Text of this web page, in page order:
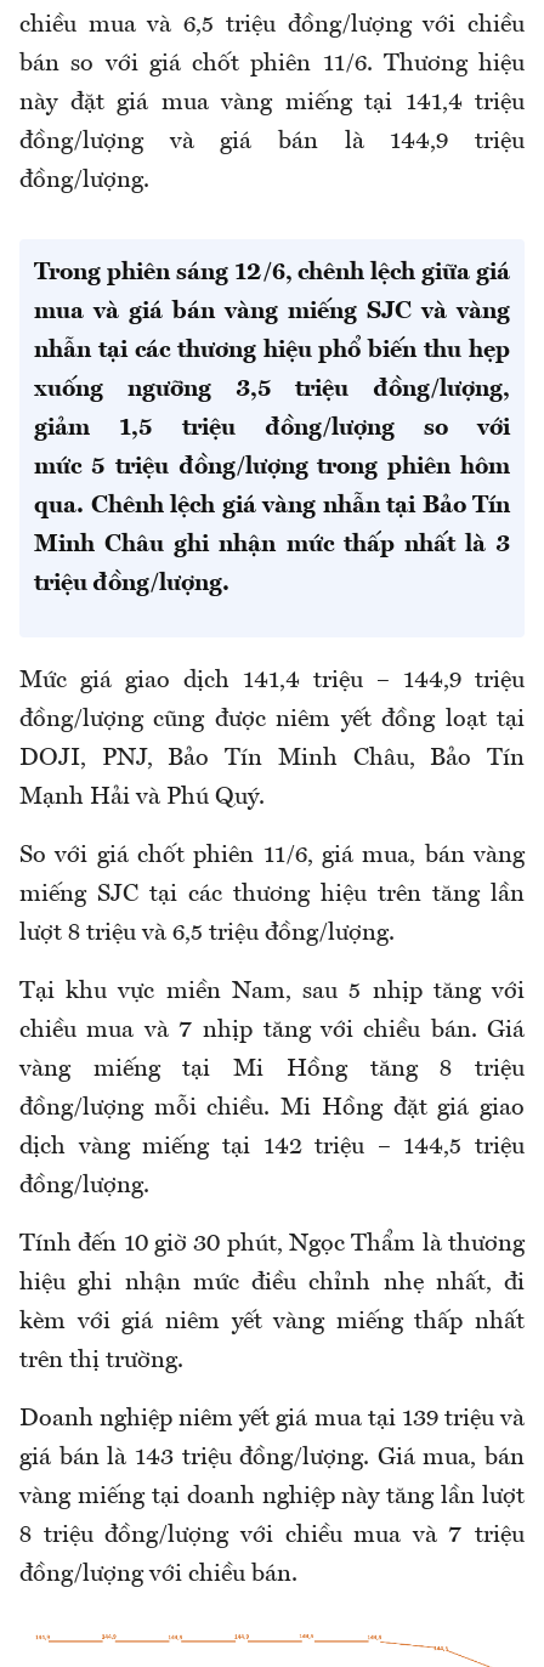
chiều mua và 6,5 triệu đồng/lượng với chiều
bán so với giá chốt phiên 11/6. Thương hiệu
này đặt giá mua vàng miếng tại 141,4 triệu
đồng/lượng và giá bán là 144,9 triệu
đồng/lượng.
Trong phiên sáng 12/6, chênh lệch giữa giá
mua và giá bán vàng miếng SJC và vàng
nhẫn tại các thương hiệu phổ biến thu hẹp
xuống ngưỡng 3,5 triệu đồng/lượng,
giảm 1,5 triệu đồng/lượng so với
mức 5 triệu đồng/lượng trong phiên hôm
qua. Chênh lệch giá vàng nhẫn tại Bảo Tín
Minh Châu ghi nhận mức thấp nhất là 3
triệu đồng/lượng.
Mức giá giao dịch 141,4 triệu – 144,9 triệu
đồng/lượng cũng được niêm yết đồng loạt tại
DOJI, PNJ, Bảo Tín Minh Châu, Bảo Tín
Mạnh Hải và Phú Quý.
So với giá chốt phiên 11/6, giá mua, bán vàng
miếng SJC tại các thương hiệu trên tăng lần
lượt 8 triệu và 6,5 triệu đồng/lượng.
Tại khu vực miền Nam, sau 5 nhịp tăng với
chiều mua và 7 nhịp tăng với chiều bán. Giá
vàng miếng tại Mi Hồng tăng 8 triệu
đồng/lượng mỗi chiều. Mi Hồng đặt giá giao
dịch vàng miếng tại 142 triệu – 144,5 triệu
đồng/lượng.
Tính đến 10 giờ 30 phút, Ngọc Thẩm là thương
hiệu ghi nhận mức điều chỉnh nhẹ nhất, đi
kèm với giá niêm yết vàng miếng thấp nhất
trên thị trường.
Doanh nghiệp niêm yết giá mua tại 139 triệu và
giá bán là 143 triệu đồng/lượng. Giá mua, bán
vàng miếng tại doanh nghiệp này tăng lần lượt
8 triệu đồng/lượng với chiều mua và 7 triệu
đồng/lượng với chiều bán.